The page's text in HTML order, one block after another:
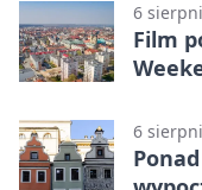
6
Film
6